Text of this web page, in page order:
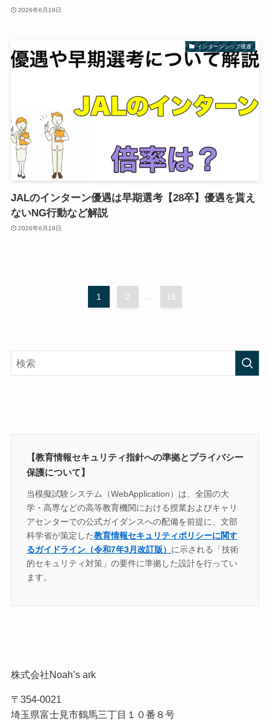
2026年6月19日
インターンシップ優遇
JALのインターン優遇は早期選考【28卒】優遇を貰え
ないNG行動など解説
2026年6月19日
1 2 ... 18
【教育情報セキュリティ指針への準拠とプライバシー
保護について】
当模擬試験システム（WebApplication）は、全国の大
学・高専などの高等教育機関における授業およびキャリ
アセンターでの公式ガイダンスへの配備を前提に、文部
科学省が策定した教育情報セキュリティポリシーに関す
るガイドライン（令和7年3月改訂版） に示される「技術
的セキュリティ対策」の要件に準拠した設計を行ってい
ます。
株式会社Noah’s ark
〒354-0021
埼玉県富士見市鶴馬三丁目１０番８号